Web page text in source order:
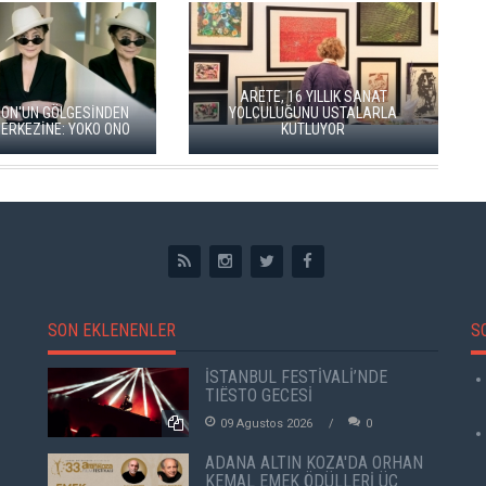
ALÇITEPE'YE
HİKAYESİ: "KÖK HALI"
SERGİSİ AÇILDI
SEÇKİN PİRİM İLE ŞEREFİYE
SARNICI'NDA "DÜN İLE BUGÜN"
SERGİSİ
SON EKLENENLER
İSTANBUL FESTİVALİ’NDE
TIËSTO GECESİ
09 Agustos 2026 0
ADANA ALTIN KOZA'DA ORHAN
KEMAL EMEK ÖDÜLLERİ ÜÇ